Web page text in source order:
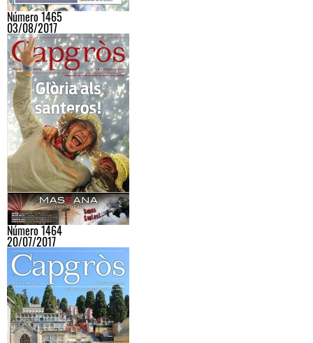
Número 1465
03/08/2017
Número 1464
20/07/2017